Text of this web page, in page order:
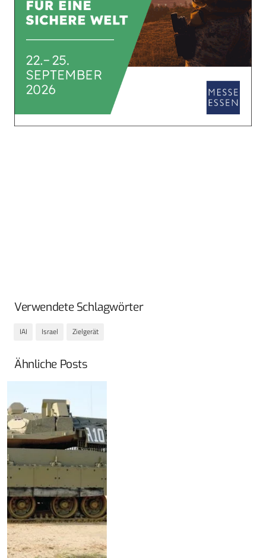
Verwendete Schlagwörter
IAI Israel Zielgerät
Ähnliche Posts